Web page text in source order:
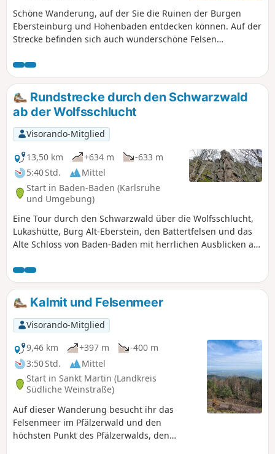
Schöne Wanderung, auf der Sie die Ruinen der Burgen
Ebersteinburg und Hohenbaden entdecken können. Auf der
Strecke befinden sich auch wunderschöne Felsen
besuchen, das einen Abstecher wert ist, und in seinem
Restaurant etwas essen. Die Strecke bietet auch sehr
schöne Aussichtspunkte.
Rundstrecke durch den Schwarzwald
ab der Wolfsschlucht
Visorando-Mitglied
13,50 km
+634 m
-633 m
5:40 Std.
Mittel
Start in Baden-Baden (Karlsruhe
und Umgebung)
Eine Tour durch den Schwarzwald über die Wolfsschlucht,
Lukashütte, Burg Alt-Eberstein, den Battertfelsen und das
Alte Schloss von Baden-Baden mit herrlichen Ausblicken auf
Kalmit und Felsenmeer
Visorando-Mitglied
9,46 km
+397 m
-400 m
3:50 Std.
Mittel
Start in Sankt Martin (Landkreis
Südliche Weinstraße)
Auf dieser Wanderung besucht ihr das
Felsenmeer im Pfälzerwald und den
höchsten Punkt des Pfälzerwalds, den